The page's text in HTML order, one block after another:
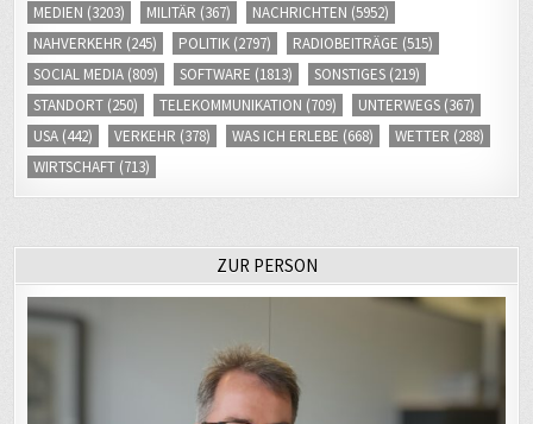
MEDIEN (3203) MILITÄR (367) NACHRICHTEN (5952)
NAHVERKEHR (245) POLITIK (2797) RADIOBEITRÄGE (515)
SOCIAL MEDIA (809) SOFTWARE (1813) SONSTIGES (219)
STANDORT (250) TELEKOMMUNIKATION (709) UNTERWEGS (367)
USA (442) VERKEHR (378) WAS ICH ERLEBE (668) WETTER (288)
WIRTSCHAFT (713)
ZUR PERSON